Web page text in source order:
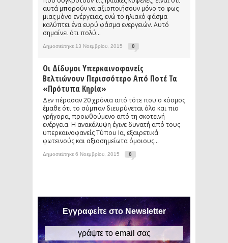
αυτά μπορούν να αξιοποιήσουν μόνο το φως
μιας μόνο ενέργειας, ενώ το ηλιακό φάσμα
καλύπτει ένα ευρύ φάσμα ενεργειών. Αυτό
σημαίνει ότι πολύ...
Δημοσιεύτηκε 13 Νοεμβρίου, 2015 0
Οι Δίδυμοι Υπερκαινοφανείς
Βελτιώνουν Περισσότερο Από Ποτέ Τα
«πρότυπα Κηρία»
Δεν πέρασαν 20 χρόνια από τότε που ο κόσμος
έμαθε ότι το σύμπαν διευρύνεται όλο και πιο
γρήγορα, προωθούμενο από τη σκοτεινή
ενέργεια. Η ανακάλυψη έγινε δυνατή από τους
υπερκαινοφανείς Τύπου Ια, εξαιρετικά
φωτεινούς και αξιοσημείωτα όμοιους...
Δημοσιεύτηκε 6 Νοεμβρίου, 2015 0
Εγγραφείτε στο Newsletter